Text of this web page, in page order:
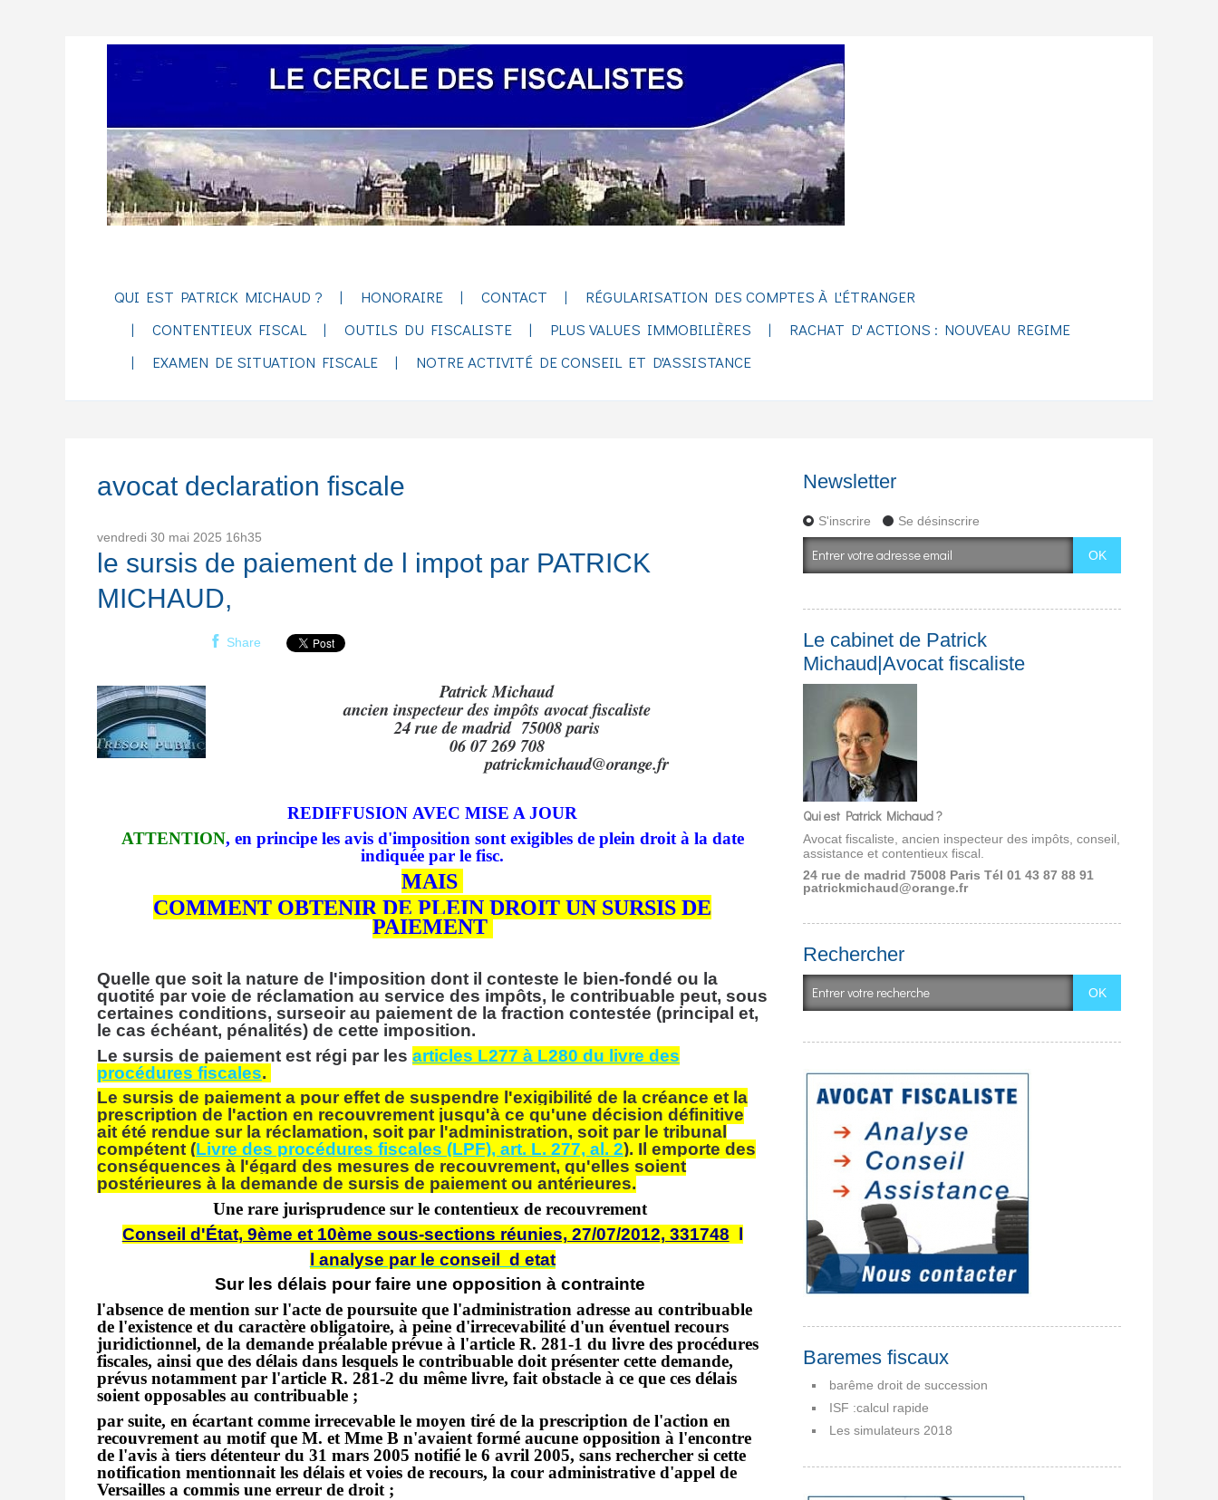
QUI EST PATRICK MICHAUD ? HONORAIRE CONTACT
RÉGULARISATION DES COMPTES À L'ÉTRANGER
CONTENTIEUX FISCAL
OUTILS DU FISCALISTE PLUS VALUES IMMOBILIÈRES
RACHAT D' ACTIONS : NOUVEAU REGIME
EXAMEN DE SITUATION FISCALE
NOTRE ACTIVITÉ DE CONSEIL ET D'ASSISTANCE
avocat declaration fiscale
vendredi 30 mai 2025 16h35
le sursis de paiement de l impot par PATRICK
MICHAUD,
Share
Patrick Michaud
ancien inspecteur desimpôtsavocat fiscaliste
24 rue de madrid 75008 paris
06 07 269 708
patrickmichaud@orange.fr
REDIFFUSION AVEC MISE A JOUR
ATTENTION, en principe les avis d'imposition sont exigibles de plein droit à la date
indiquée par le fisc.
MAIS
COMMENT OBTENIR DE PLEIN DROIT UN SURSIS DE
PAIEMENT
Quelle que soit la nature de l'imposition dont il conteste le bien-fondé ou la
quotité par voie de réclamation au service des impôts, le contribuable peut, sous
certaines conditions, surseoir au paiement de la fraction contestée (principal et,
le cas échéant, pénalités) de cette imposition.
Le sursis de paiement est régi par les articles L277 à L280 du livre des
procédures fiscales.
Le sursis de paiement a pour effet de suspendre l'exigibilité de la créance et la
prescription de l'action en recouvrement jusqu'à ce qu'une décision définitive
ait été rendue sur la réclamation, soit par l'administration, soit par le tribunal
compétent (Livre des procédures fiscales (LPF), art. L. 277, al. 2). Il emporte des
conséquences à l'égard des mesures de recouvrement, qu'elles soient
postérieures à la demande de sursis de paiement ou antérieures.
Une rare jurisprudence sur le contentieux de recouvrement
Conseil d'État, 9ème et 10ème sous-sections réunies, 27/07/2012, 331748 l
l analyse par le conseil d etat
Sur les délais pour faire une opposition à contrainte
l'absence de mention sur l'acte de poursuite que l'administration adresse au contribuable
de l'existence et du caractère obligatoire, à peine d'irrecevabilité d'un éventuel recours
juridictionnel, de la demande préalable prévue à l'article R. 281-1 du livre des procédures
fiscales, ainsi que des délais dans lesquels le contribuable doit présenter cette demande,
prévus notamment par l'article R. 281-2 du même livre, fait obstacle à ce que ces délais
soient opposables au contribuable ;
par suite, en écartant comme irrecevable le moyen tiré de la prescription de l'action en
recouvrement au motif que M. et Mme B n'avaient formé aucune opposition à l'encontre
de l'avis à tiers détenteur du 31 mars 2005 notifié le 6 avril 2005, sans rechercher si cette
notification mentionnait les délais et voies de recours, la cour administrative d'appel de
Versailles a commis une erreur de droit ;
Newsletter
S'inscrire Se désinscrire
Le cabinet de Patrick
Michaud|Avocat fiscaliste
Qui est Patrick Michaud ?
Avocat fiscaliste, ancien inspecteur des impôts, conseil,
assistance et contentieux fiscal.
24 rue de madrid 75008 ParisTél 01 43 87 88 91
patrickmichaud@orange.fr
Rechercher
Baremes fiscaux
barême droit de succession
ISF :calcul rapide
Les simulateurs 2018